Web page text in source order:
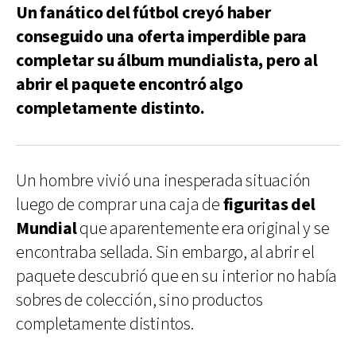
Un fanático del fútbol creyó haber
conseguido una oferta imperdible para
completar su álbum mundialista, pero al
abrir el paquete encontró algo
completamente distinto.
Un hombre vivió una inesperada situación
luego de comprar una caja defiguritas del
Mundialque aparentemente era original y se
encontraba sellada. Sin embargo, al abrir el
paquete descubrió que en su interior no había
sobres de colección, sino productos
completamente distintos.